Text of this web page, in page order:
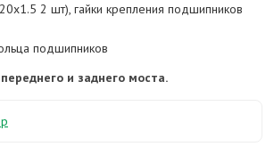
2 шт), гайки крепления подшипников
подшипников
и заднего моста.